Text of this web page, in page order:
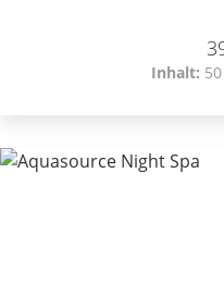
Inhalt: